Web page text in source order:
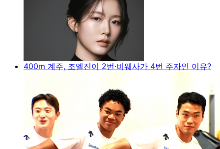
400m 계주, 조엘진이 2번·비웨사가 4번 주자인 이유?